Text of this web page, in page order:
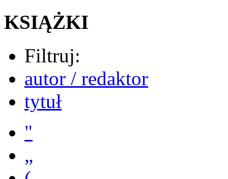
KSIĄŻKI
Filtruj:
autor / redaktor
tytuł
"
„